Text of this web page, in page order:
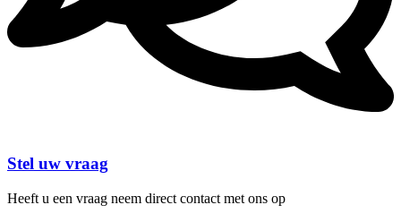
Stel uw vraag
Heeft u een vraag neem direct contact met ons op